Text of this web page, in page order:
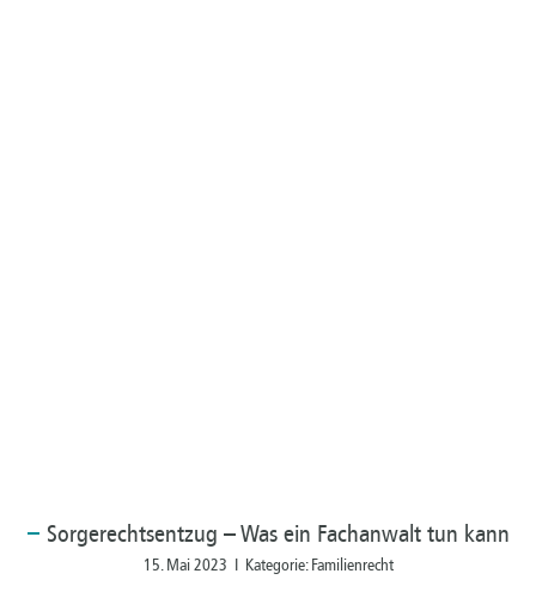
Sorgerechtsentzug – Was ein Fachanwalt tun kann
15. Mai 2023 I Kategorie: Familienrecht